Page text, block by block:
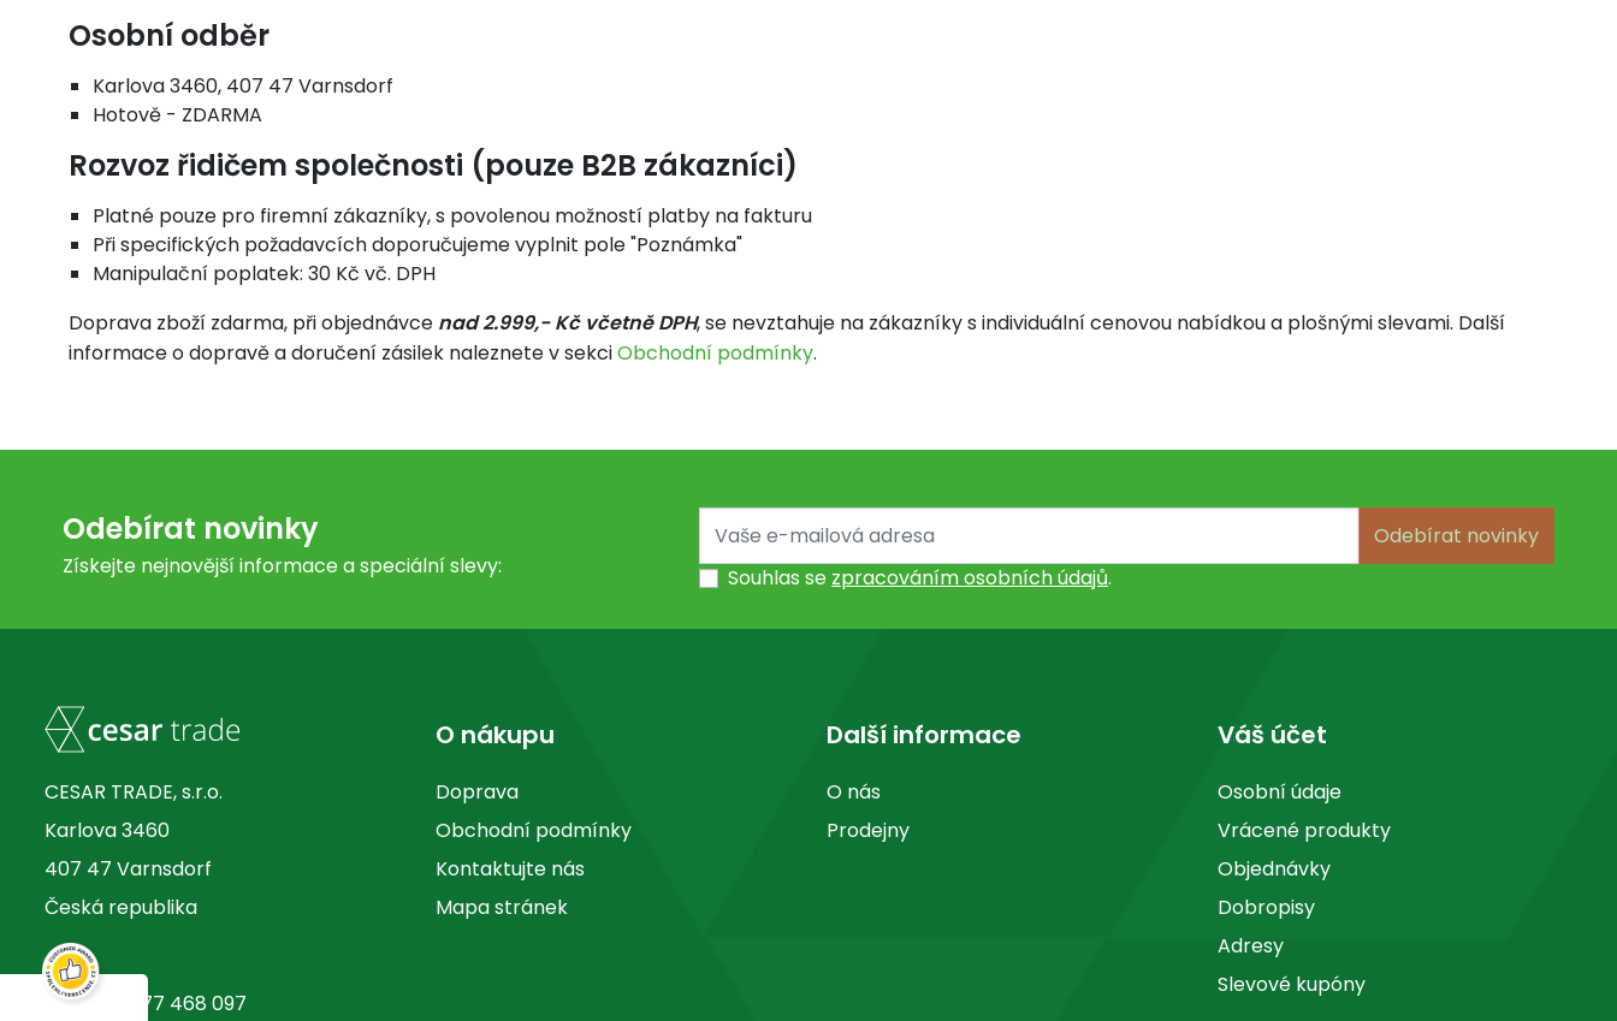
Osobní odběr
Karlova 3460, 407 47 Varnsdorf
Hotově - ZDARMA
Rozvoz řidičem společnosti (pouze B2B zákazníci)
Platné pouze pro firemní zákazníky, s povolenou možností platby na fakturu
Při specifických požadavcích doporučujeme vyplnit pole "Poznámka"
Manipulační poplatek: 30 Kč vč. DPH
Doprava zboží zdarma, při objednávce nad 2.999,- Kč včetně DPH, se nevztahuje na zákazníky s individuální cenovou nabídkou a plošnými slevami. Další
informace o dopravě a doručení zásilek naleznete v sekciObchodní podmínky.
Odebírat novinky
Získejte nejnovější informace a speciální slevy:
Odebírat novinky
Souhlas se zpracováním osobních údajů.
CESAR TRADE, s.r.o.
Karlova 3460
407 47 Varnsdorf
Česká republika
+420 777 468 097
O nákupu
Doprava
Obchodní podmínky
Kontaktujte nás
Mapa stránek
Další informace
O nás
Prodejny
Váš účet
Osobní údaje
Vrácené produkty
Objednávky
Dobropisy
Adresy
Slevové kupóny